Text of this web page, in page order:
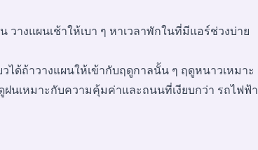
างแผนเช้าให้เบา ๆ หาเวลาพักในที่มีแอร์ช่วงบ่าย
ได้ถ้าวางแผนให้เข้ากับฤดูกาลนั้น ๆ ฤดูหนาวเหมาะ
นเหมาะกับความคุ้มค่าและถนนที่เงียบกว่า รถไฟฟ้า